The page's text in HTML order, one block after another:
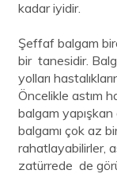
kadar iyidir.
Şeffaf balgam
bir tanesidir.
yolları
Öncelikle astım
balgam
balgamı çok az
rahatlayabilirler,
zatürrede de